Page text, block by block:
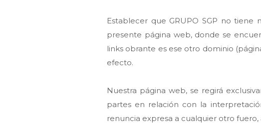
Establecer que GRUPO SGP no
presente página web, donde se
links obrante es ese otro dominio
efecto.
Nuestra página web, se regirá
partes en relación con la
renuncia expresa a cualquier otro